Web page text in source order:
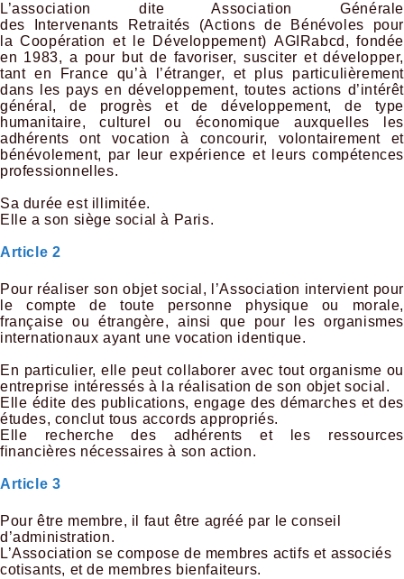
L’association dite Association Générale
des Intervenants Retraités (Actions de Bénévoles pour
la Coopération et le Développement) AGIRabcd, fondée
en 1983, a pour but de favoriser, susciter et développer,
tant en France qu’à l’étranger, et plus particulièrement
dans les pays en développement, toutes actions d’intérêt
général, de progrès et de développement, de type
humanitaire, culturel ou économique auxquelles les
adhérents ont vocation à concourir, volontairement et
bénévolement, par leur expérience et leurs compétences
professionnelles.
Sa durée est illimitée.
Elle a son siège social à Paris.
Article 2
Pour réaliser son objet social, l’Association intervient pour
le compte de toute personne physique ou morale,
française ou étrangère, ainsi que pour les organismes
internationaux ayant une vocation identique.
En particulier, elle peut collaborer avec tout organisme ou
entreprise intéressés à la réalisation de son objet social.
Elle édite des publications, engage des démarches et des
études, conclut tous accords appropriés.
Elle recherche des adhérents et les ressources
financières nécessaires à son action.
Article 3
Pour être membre, il faut être agréé par le conseil
d’administration.
L’Association se compose de membres actifs et associés
cotisants, et de membres bienfaiteurs.